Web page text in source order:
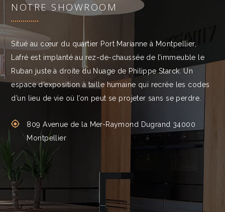
NOTRE SHOWROOM
Situé au cœur du quartier Port Marianne à Montpellier,
Lafré est implanté au rez-de-chaussée de l’immeuble le
Ruban juste à droite du Nuage de Philippe Starck. Un
espace d’exposition à taille humaine qui recrée les codes
d’un lieu de vie où l’on peut se projeter sans se perdre.
809 Avenue de la Mer-Raymond Dugrand 34000
Montpellier